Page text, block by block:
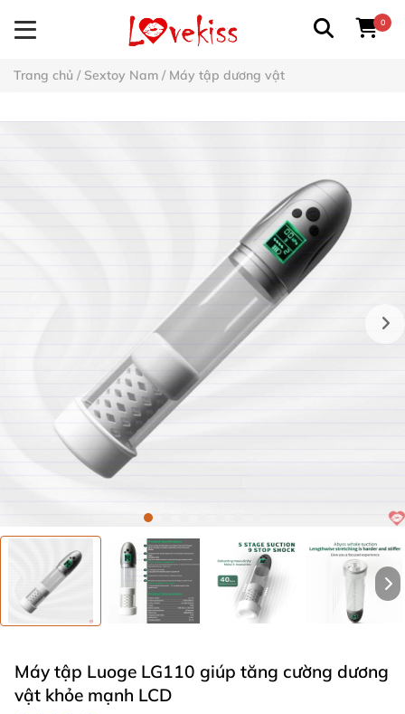
0
Trang chủ / Sextoy Nam / Máy tập dương vật
Máy tập Luoge LG110 giúp tăng cường dương
vật khỏe mạnh LCD